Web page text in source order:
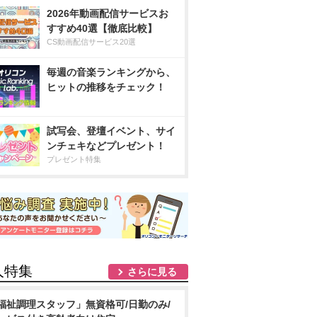
2026年動画配信サービスお
すすめ40選【徹底比較】
CS動画配信サービス20選
毎週の音楽ランキングから、
ヒットの推移をチェック！
試写会、登壇イベント、サイ
ンチェキなどプレゼント！
プレゼント特集
特集 さらに見る
祉調理スタッフ」無資格可/日勤のみ/